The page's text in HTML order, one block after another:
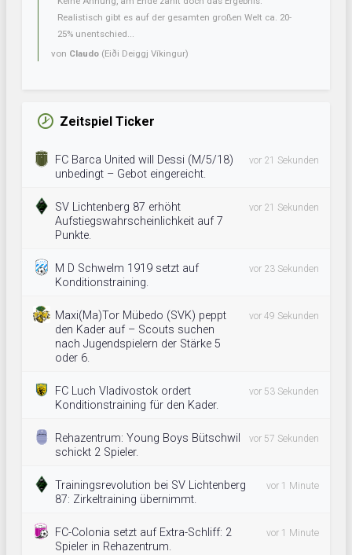
Realistisch gibt es auf der gesamten großen Welt ca. 20-
25% unentschied...
von Claudo (Eiði Deiggj Víkingur)
Zeitspiel Ticker
FC Barca United will Dessi (M/5/18)
unbedingt – Gebot eingereicht.
vor 21 Sekunden
SV Lichtenberg 87 erhöht
Aufstiegswahrscheinlichkeit auf 7
Punkte.
vor 21 Sekunden
M D Schwelm 1919 setzt auf
Konditionstraining.
vor 23 Sekunden
Maxi(Ma)Tor Mübedo (SVK) peppt
den Kader auf – Scouts suchen
nach Jugendspielern der Stärke 5
oder 6.
vor 49 Sekunden
FC Luch Vladivostok ordert
Konditionstraining für den Kader.
vor 53 Sekunden
Rehazentrum: Young Boys Bütschwil
schickt 2 Spieler.
vor 57 Sekunden
Trainingsrevolution bei SV Lichtenberg
87: Zirkeltraining übernimmt.
vor 1 Minute
FC-Colonia setzt auf Extra-Schliff: 2
Spieler in Rehazentrum.
vor 1 Minute